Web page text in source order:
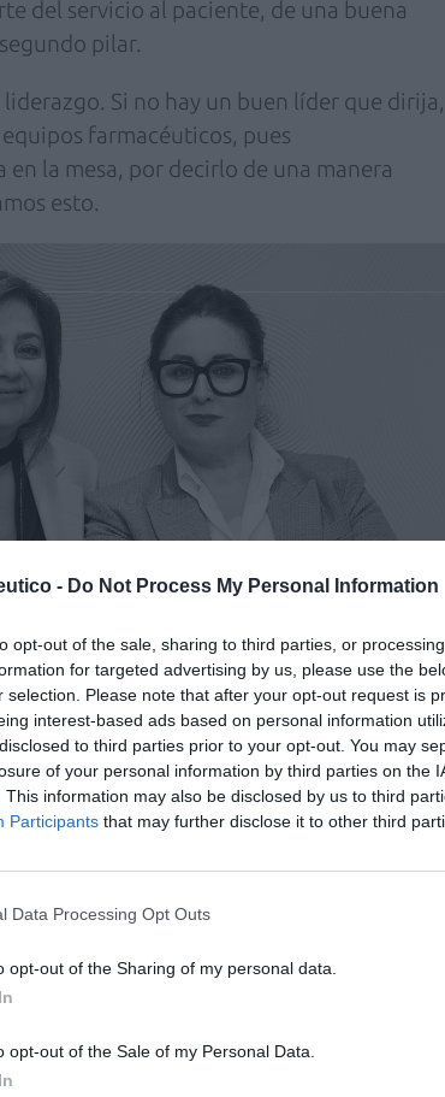
- Do Not Process My Personal Information
opt-out of the sale, sharing to third parties, or
for targeted advertising by us, please use the
selection. Please note that after your opt-out request is
interest-based ads based on personal information
to third parties prior to your opt-out. You may
of your personal information by third parties on the
This information may also be disclosed by us to third
Participants that may further disclose it to other third
Data Processing Opt Outs
opt-out of the Sharing of my personal data.
opt-out of the Sale of my Personal Data.
del servicio al paciente, de una buena
pilar.
Si no hay un buen líder que dirija,
farmacéuticos, pues
la mesa, por decirlo de una manera
esto.
farmacia?